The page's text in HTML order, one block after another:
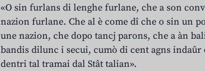
«O sin furlans di lenghe furlane, che a son
nazion furlane. Che al è come dî che o sin un
une nazion, che dopo tancj parons, che a àn
bandis dilunc i secui, cumò di cent agns indaûr
dentri tal tramai dal Stât talian».